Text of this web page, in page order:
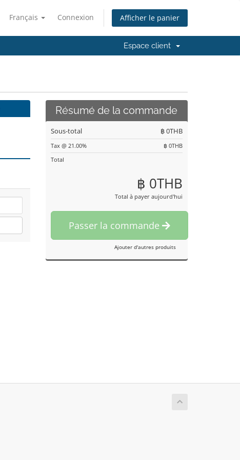
Français Connexion Afficher le panier
Espace client
Résumé de la commande
Sous-total ฿ 0THB
Tax @ 21.00%
฿ 0THB
Total
฿ 0THB
Total à payer aujourd'hui
Passer la commande
Ajouter d'autres produits